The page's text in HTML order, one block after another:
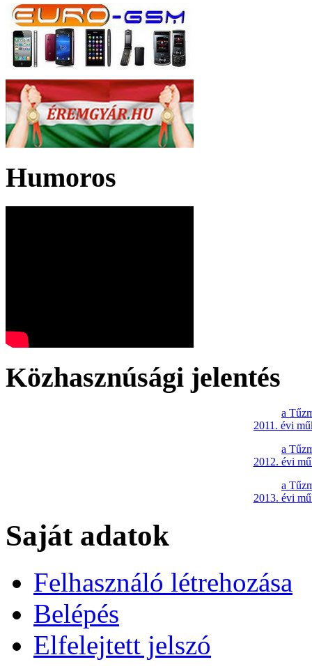
Humoros
Közhasznúsági jelentés
a
2011. évi
a
2012. évi
a
2013. évi
Saját adatok
Felhasználó létrehozása
Belépés
Elfelejtett jelszó